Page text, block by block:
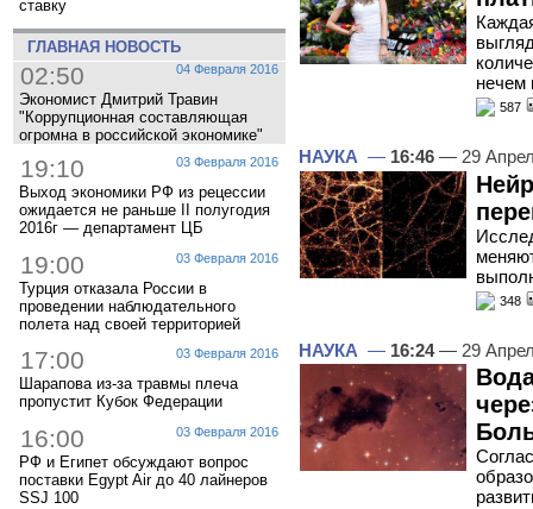
ставку
ГЛАВНАЯ НОВОСТЬ
04 Февраля 2016
02:50
Экономист Дмитрий Травин
"Коррупционная составляющая
огромна в российской экономике"
03 Февраля 2016
19:10
Выход экономики РФ из рецессии
ожидается не раньше II полугодия
2016г — департамент ЦБ
03 Февраля 2016
19:00
Турция отказала России в
проведении наблюдательного
полета над своей территорией
03 Февраля 2016
17:00
Шарапова из-за травмы плеча
пропустит Кубок Федерации
03 Февраля 2016
16:00
РФ и Египет обсуждают вопрос
поставки Egypt Air до 40 лайнеров
SSJ 100
нечем
587
НАУКА — 16:46 — 29
348
НАУКА — 16:24— 29